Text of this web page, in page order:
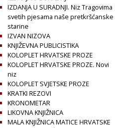
IZDANJA U SURADNJI. Niz Tragovima
svetih pjesama naše pretkršćanske
starine
IZVAN NIZOVA
KNJIŽEVNA PUBLICISTIKA
KOLOPLET HRVATSKE PROZE
KOLOPLET HRVATSKE PROZE. Novi
niz
KOLOPLET SVJETSKE PROZE
KRATKI REZOVI
KRONOMETAR
LIKOVNA KNJIŽNICA
MALA KNJIŽNICA MATICE HRVATSKE